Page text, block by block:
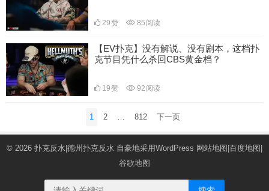
29赞 85 阅读
【EV扑克】没有解说、没有剧本，这档扑
克节目凭什么杀回CBS黄金档？
19赞 92 阅读
1 2 812 下一页
© 2026 扑克反水|德州扑克反水 自豪地采用WordPress 网站地图 百度地图
谷歌地图